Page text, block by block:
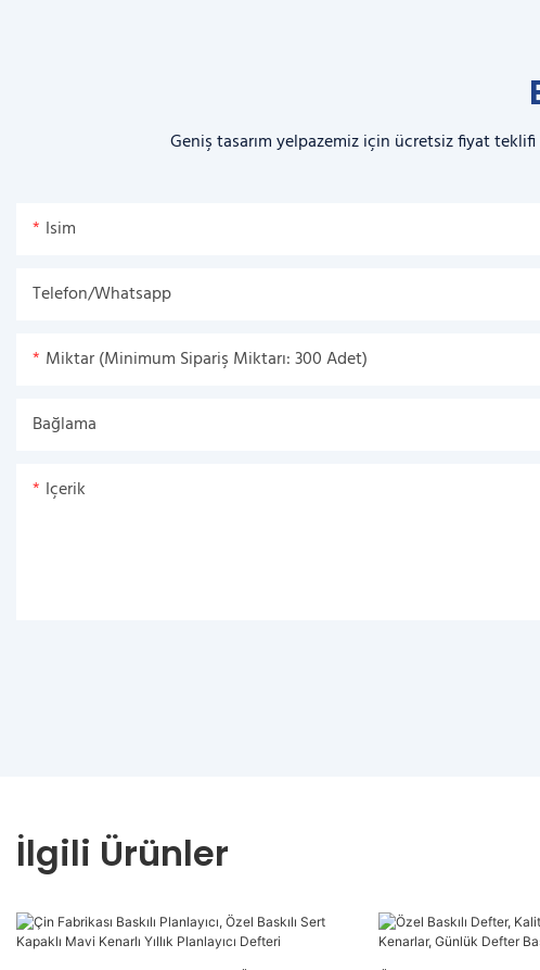
Geniş tasarım yelpazemiz için ücretsiz fiyat
Isim
Telefon/Whatsapp
Miktar (Minimum Sipariş Miktarı: 300 Adet)
Bağlama
Içerik
İlgili Ürünler